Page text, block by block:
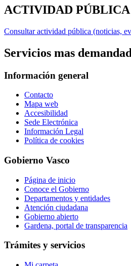
ACTIVIDAD PÚBLICA
Consultar actividad pública (noticias,
Servicios mas
Información general
Contacto
Mapa web
Accesibilidad
Sede Electrónica
Información Legal
Política de cookies
Gobierno Vasco
Página de inicio
Conoce el Gobierno
Departamentos y entidades
Atención ciudadana
Gobierno abierto
Gardena, portal de transparencia
Trámites y servicios